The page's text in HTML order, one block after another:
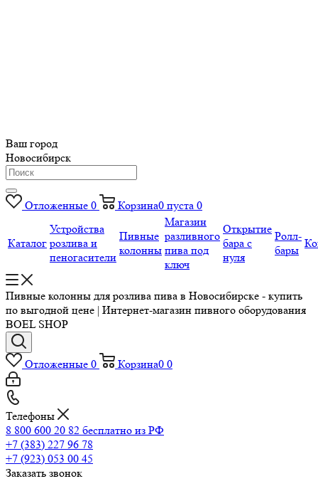
Ваш город
Новосибирск
Отложенные 0 Корзина0 пуста 0
Каталог
Устройства
розлива и
пеногасители
Пивные
колонны
Магазин
разливного
пива под
ключ
Открытие
бара с
нуля
Ролл-
бары
Пивные колонны для розлива пива в Новосибирске - купить
по выгодной цене | Интернет-магазин пивного оборудования
BOEL SHOP
Отложенные 0 Корзина0 0
Телефоны
8 800 600 20 82 бесплатно из РФ
+7 (383) 227 96 78
+7 (923) 053 00 45
Заказать звонок